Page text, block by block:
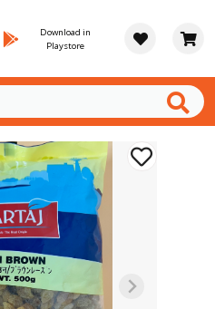
Download in
Playstore